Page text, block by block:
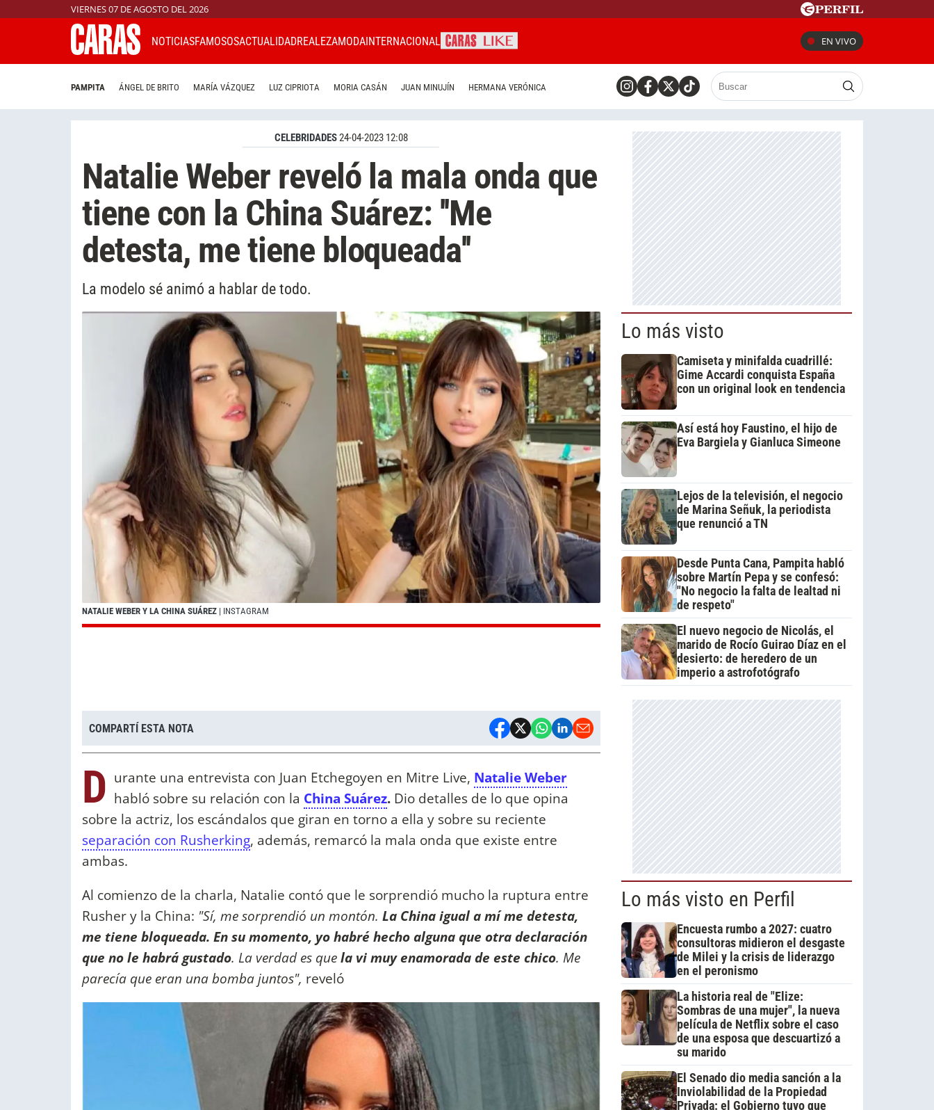
VIERNES 07 DE AGOSTO DEL 2026
NOTICIASFAMOSOSACTUALIDADREALEZAMODAINTERNACIONAL EN VIVO
PAMPITA ÁNGEL DE BRITO MARÍA VÁZQUEZ LUZ CIPRIOTA MORIA CASÁN JUAN MINUJÍN HERMANA VERÓNICA
CELEBRIDADES24-04-2023 12:08
Natalie Weber reveló la mala onda que
tiene con la China Suárez: ''Me
detesta, me tiene bloqueada''
La modelo sé animó a hablar de todo.
NATALIE WEBER Y LA CHINA SUÁREZ | INSTAGRAM
COMPARTÍ ESTA NOTA
D urante una entrevista con Juan Etchegoyen en Mitre Live, Natalie Weber
habló sobre su relación con la China Suárez. Dio detalles de lo que opina
sobre la actriz, los escándalos que giran en torno a ella y sobre su reciente
separación con Rusherking, además, remarcó la mala onda que existe entre
ambas.
Al comienzo de la charla, Natalie contó que le sorprendió mucho la ruptura entre
Rusher y la China: "Sí, me sorprendió un montón. La China igual a mí me detesta,
me tiene bloqueada. En su momento, yo habré hecho alguna que otra declaración
que no le habrá gustado. La verdad es quela vi muy enamorada de este chico. Me
parecía que eran una bomba juntos", reveló
Lo más visto
Camiseta y minifalda cuadrillé:
Gime Accardi conquista España
con un original look en tendencia
Así está hoy Faustino, el hijo de
Eva Bargiela y Gianluca Simeone
Lejos de la televisión, el negocio
de Marina Señuk, la periodista
que renunció a TN
Desde Punta Cana, Pampita habló
sobre Martín Pepa y se confesó:
"No negocio la falta de lealtad ni
de respeto"
El nuevo negocio de Nicolás, el
marido de Rocío Guirao Díaz en el
desierto: de heredero de un
imperio a astrofotógrafo
Lo más visto en Perfil
Encuesta rumbo a 2027: cuatro
consultoras midieron el desgaste
de Milei y la crisis de liderazgo
en el peronismo
La historia real de "Elize:
Sombras de una mujer", la nueva
película de Netflix sobre el caso
de una esposa que descuartizó a
su marido
El Senado dio media sanción a la
Inviolabilidad de la Propiedad
Privada: el Gobierno tuvo que